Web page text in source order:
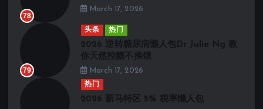
78
March 17, 2026
79
头条 热门
2026 逆转糖尿病懒人包Dr Julie Ng 教
你天然控糖不挨饿
March 17, 2026
热门
2026 新马特区 5% 税率懒人包